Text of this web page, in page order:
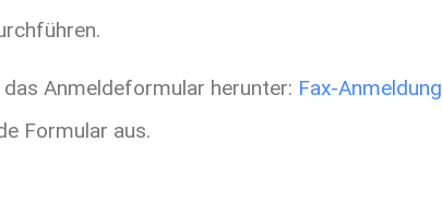
das Anmeldeformular herunter: Fax-Anmeldung
Formular aus.